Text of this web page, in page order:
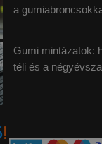
a
Gumi mintázatok:
téli és a